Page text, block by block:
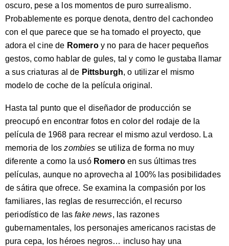
oscuro, pese a los momentos de puro surrealismo.
Probablemente es porque denota, dentro del cachondeo
con el que parece que se ha tomado el proyecto, que
adora el cine de Romeroy no para de hacer pequeños
gestos, como hablar de gules, tal y como le gustaba llamar
a sus criaturas al de Pittsburgh, o utilizar el mismo
modelo de coche de la película original.
Hasta tal punto que el diseñador de producción se
preocupó en encontrar fotos en color del rodaje de la
película de 1968 para recrear el mismo azul verdoso. La
memoria de loszombies se utiliza de forma no muy
diferente a como la usó Romeroen sus últimas tres
películas, aunque no aprovecha al 100% las posibilidades
de sátira que ofrece. Se examina la compasión por los
familiares, las reglas de resurrección, el recurso
periodístico de lasfake news, las razones
gubernamentales, los personajes americanos racistas de
pura cepa, los héroes negros… incluso hay una